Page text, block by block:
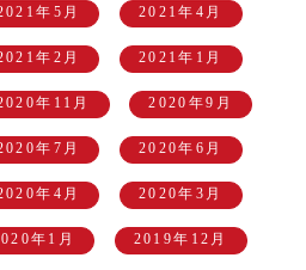
年5月 2021年4月
年2月 2021年1月
年11月 2020年9月
年7月 2020年6月
年4月 2020年3月
年1月 2019年12月